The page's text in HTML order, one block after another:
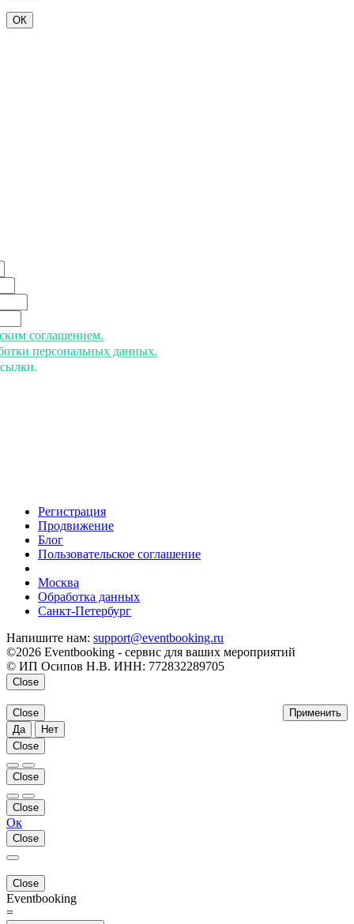
ОК
соглашением.
персональных данных.
Регистрация
Продвижение
Блог
Пользовательское соглашение
Москва
Обработка данных
Санкт-Петербург
Напишите нам: support@eventbooking.ru
©2026 Eventbooking - сервис для ваших мероприятий
© ИП Осипов Н.В. ИНН: 772832289705
Close
Применить
Close
Да
Нет
Close
Close
Close
Ок
Close
Close
Eventbooking
=